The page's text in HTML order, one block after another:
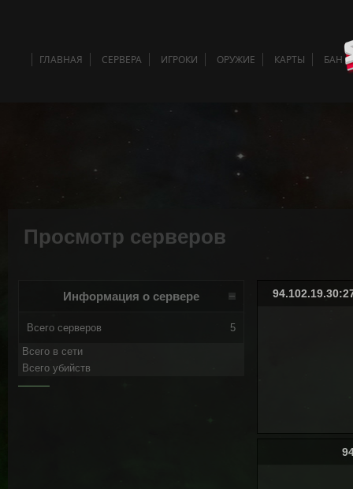
ГЛАВНАЯ СЕРВЕРА ИГРОКИ ОРУЖИЕ КАРТЫ БАН
Просмотр серверов
Информация о сервере
Всего серверов 5
Всего в сети
Всего убийств